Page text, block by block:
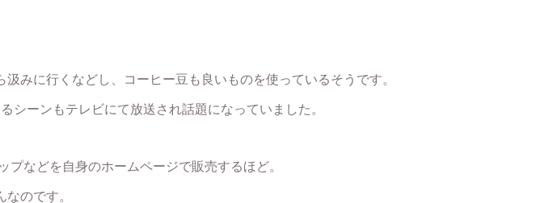
みに行くなどし、コーヒー豆も良いものを使っているそうです。
シーンもテレビにて放送され話題になっていました。
などを自身のホームページで販売するほど。
なのです。